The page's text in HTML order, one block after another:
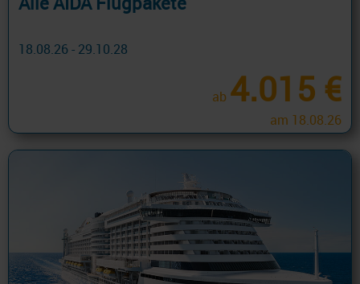
18.08.26 - 29.10.28
ab 4.015 €
am 18.08.26